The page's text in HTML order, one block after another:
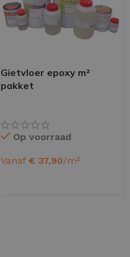
Gietvloer epoxy m²
pakket
Op voorraad
Vanaf € 37,90/m²